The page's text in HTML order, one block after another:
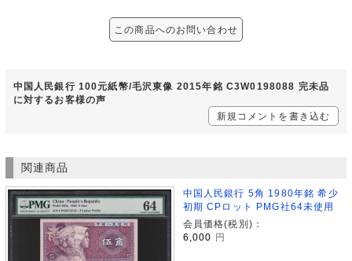
この商品へのお問い合わせ
中国人民銀行 100元紙幣/毛沢東像 2015年銘 C3W0198088 完未品
に対するお客様の声
新規コメントを書き込む
関連商品
中国人民銀行 5角 1980年銘 希少
初期 CPロット PMG社64未使用
会員価格(税別)：
6,000
円